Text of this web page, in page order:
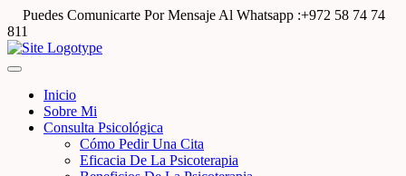
Puedes Comunicarte Por Mensaje Al Whatsapp :+972 58 74 74
811
Inicio
Sobre Mi
Consulta Psicológica
Cómo Pedir Una Cita
Eficacia De La Psicoterapia